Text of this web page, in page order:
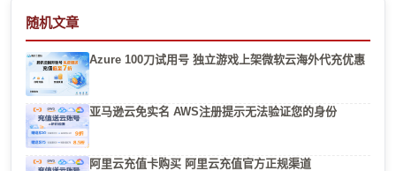
随机文章
Azure 100刀试用号 独立游戏上架微软云海外代充优惠
亚马逊云免实名 AWS注册提示无法验证您的身份
阿里云充值卡购买 阿里云充值官方正规渠道